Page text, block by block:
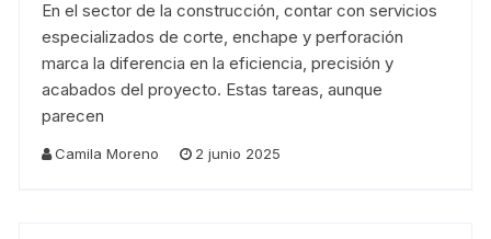
En el sector de la construcción, contar con servicios
especializados de corte, enchape y perforación
marca la diferencia en la eficiencia, precisión y
acabados del proyecto. Estas tareas, aunque
parecen
Camila Moreno 2 junio 2025